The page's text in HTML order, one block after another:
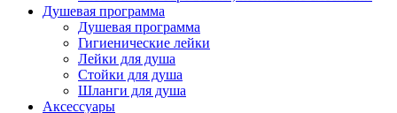
Душевая программа
Душевая программа
Гигиенические лейки
Лейки для душа
Стойки для душа
Шланги для душа
Аксессуары